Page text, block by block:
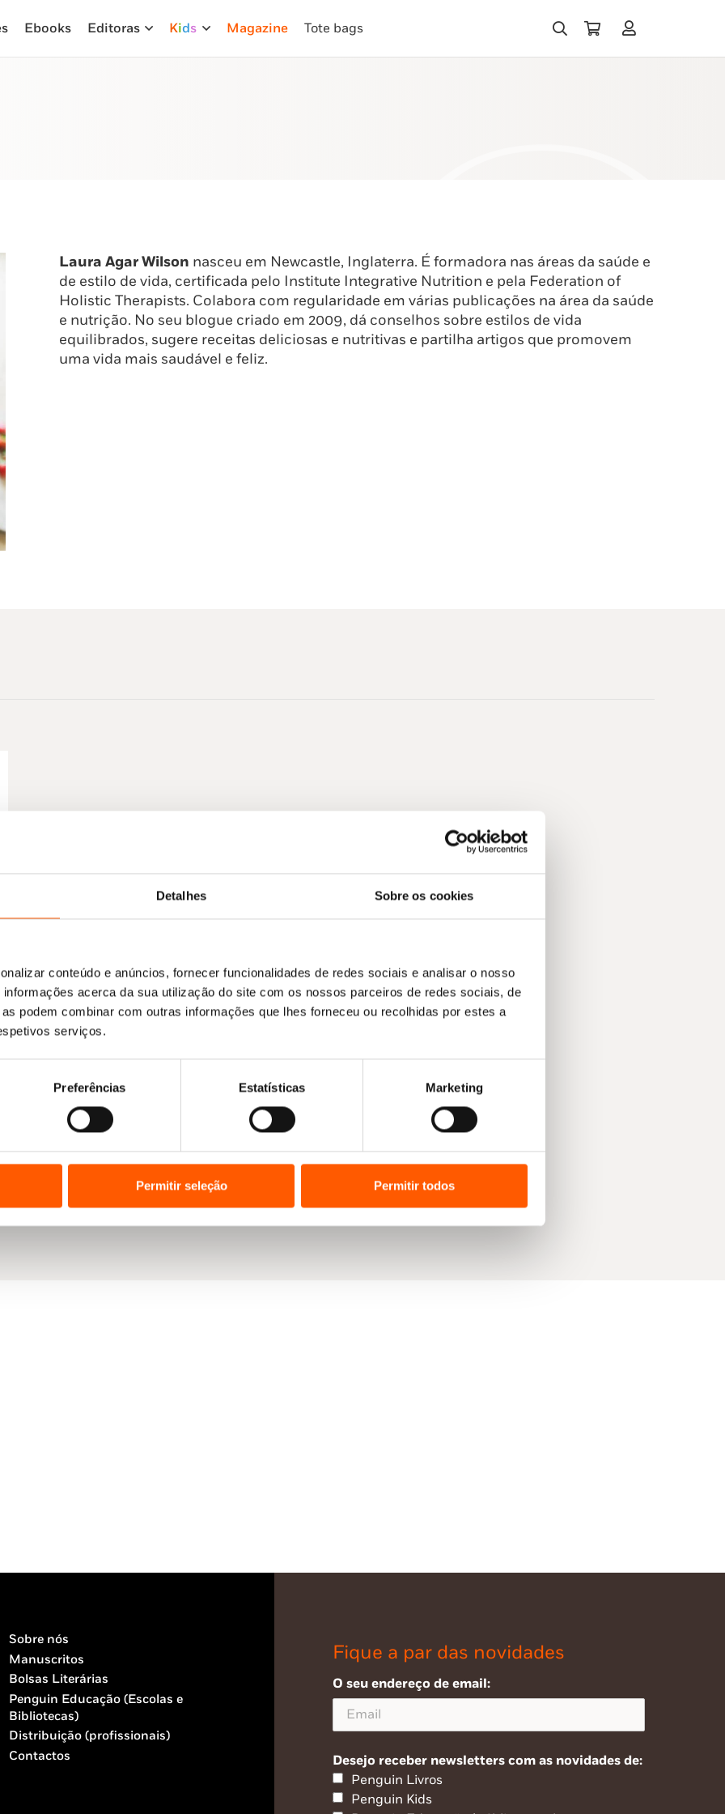
Detalhes Sobre os cookies
conteúdo e anúncios, fornecer funcionalidades de redes sociais e analisar o nosso
informações acerca da sua utilização do site com os nossos parceiros de redes sociais, de
podem combinar com outras informações que lhes forneceu ou recolhidas por estes a
serviços.
Preferências Estatísticas Marketing
Permitir seleção Permitir todos
Ebooks Editoras Kids Magazine Tote bags
Laura Agar Wilson nasceu em Newcastle, Inglaterra. É formadora nas áreas da saúde e
de estilo de vida, certificada pelo Institute Integrative Nutrition e pela Federation of
Holistic Therapists. Colabora com regularidade em várias publicações na área da saúde
e nutrição. No seu blogue criado em 2009, dá conselhos sobre estilos de vida
equilibrados, sugere receitas deliciosas e nutritivas e partilha artigos que promovem
uma vida mais saudável e feliz.
Sobre nós
Manuscritos
Bolsas Literárias
Penguin Educação (Escolas e
Bibliotecas)
Distribuição (profissionais)
Contactos
Fique a par das novidades
O seu endereço de email:
Desejo receber newsletters com as novidades de:
Penguin Livros
Penguin Kids